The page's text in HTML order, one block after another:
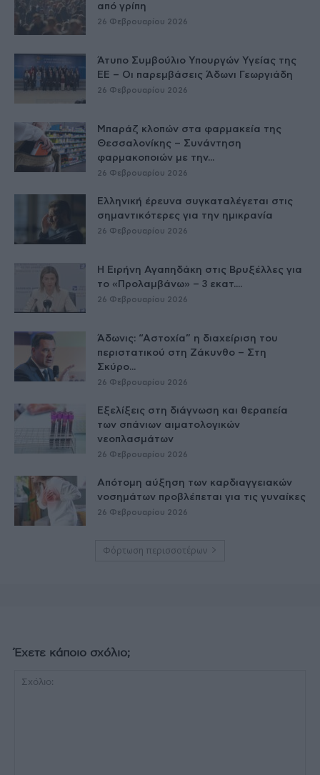
από γρίπη
26 Φεβρουαρίου 2026
Άτυπο Συμβούλιο Υπουργών Υγείας της
ΕE – Οι παρεμβάσεις Άδωνι Γεωργιάδη
26 Φεβρουαρίου 2026
Μπαράζ κλοπών στα φαρμακεία της
Θεσσαλονίκης – Συνάντηση
φαρμακοποιών με την...
26 Φεβρουαρίου 2026
Ελληνική έρευνα συγκαταλέγεται στις
σημαντικότερες για την ημικρανία
26 Φεβρουαρίου 2026
Η Ειρήνη Αγαπηδάκη στις Βρυξέλλες για
το «Προλαμβάνω» – 3 εκατ....
26 Φεβρουαρίου 2026
Άδωνις: “Αστοχία” η διαχείριση του
περιστατικού στη Ζάκυνθο – Στη
Σκύρο...
26 Φεβρουαρίου 2026
Εξελίξεις στη διάγνωση και θεραπεία
των σπάνιων αιματολογικών
νεοπλασμάτων
26 Φεβρουαρίου 2026
Απότομη αύξηση των καρδιαγγειακών
νοσημάτων προβλέπεται για τις γυναίκες
26 Φεβρουαρίου 2026
Φόρτωση περισσοτέρων
Έχετε κάποιο σχόλιο;